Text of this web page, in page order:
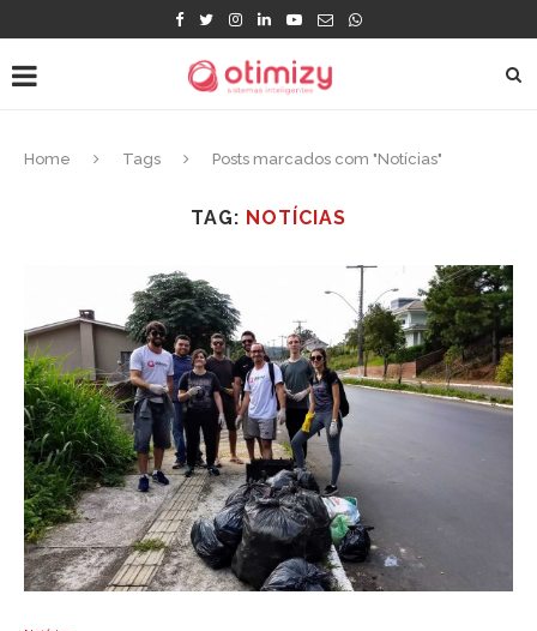
Home Tags Posts marcados com "Notícias"
TAG: NOTÍCIAS